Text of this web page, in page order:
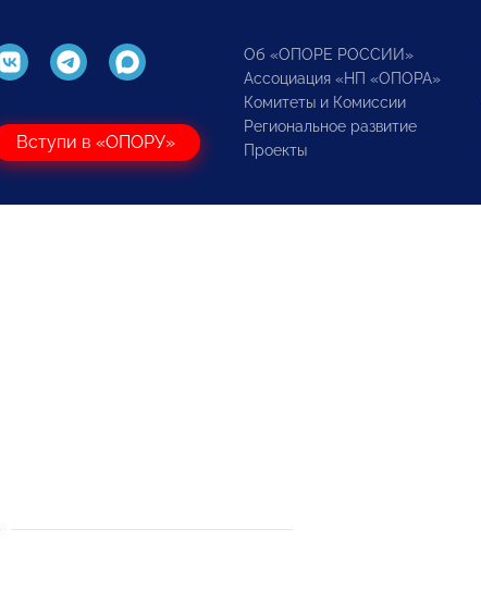
Вступи в «ОПОРУ»
Об «ОПОРЕ РОССИИ»
Ассоциация «НП «ОПОРА»
Комитеты и Комиссии
Региональное развитие
Проекты